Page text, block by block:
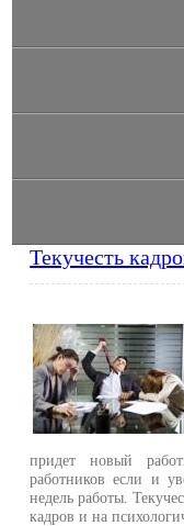
Текучесть
придет новый
работников если и
недель работы.
кадров и на